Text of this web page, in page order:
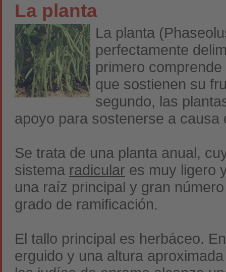
La planta
La planta
perfectamente
primero
que sostienen su
segundo, las
apoyo para sostenerse a
Se trata de una planta anual,
sistema radicular es muy ligero
una raíz principal y gran
grado de ramificación.
El tallo principal es herbáceo.
erguido y una altura